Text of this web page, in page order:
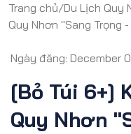
Trang chủ/Du Lịch Quy
Quy Nhơn "Sang Trọng
Ngày đăng: December
[Bỏ Túi 6+]
Quy Nhơn